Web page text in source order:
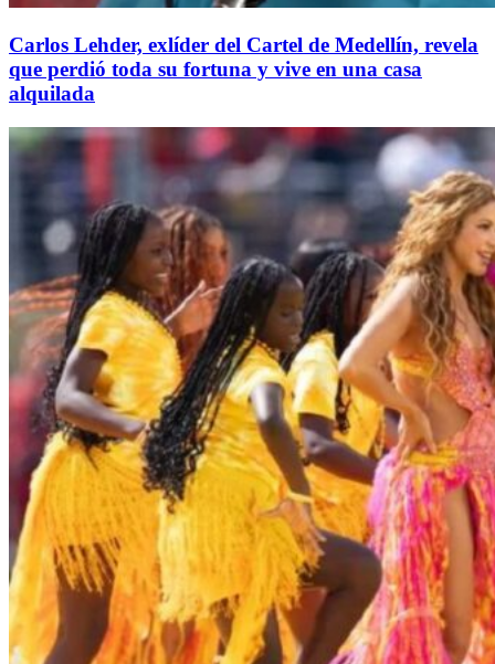
Carlos Lehder, exlíder del Cartel de Medellín, revela
que perdió toda su fortuna y vive en una casa
alquilada